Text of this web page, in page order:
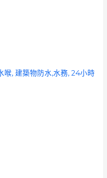
喉, 建築物防水,水務, 24小時